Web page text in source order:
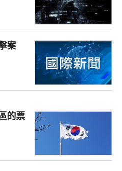
案
的票